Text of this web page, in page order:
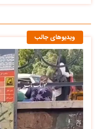
ویدیوهای جالب